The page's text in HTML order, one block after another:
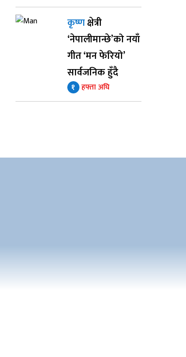
कृष्णक्षेत्री
‘नेपालीमान्छे’को नयाँ
गीत ‘मन फेरियो’
सार्वजनिक हुँदै
१ हफ्ता अघि